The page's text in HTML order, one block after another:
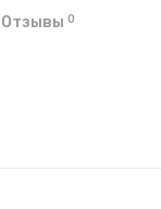
Отзывы 0